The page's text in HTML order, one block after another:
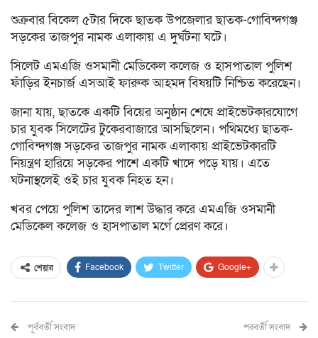
শুক্রবার বিকেল ৫টার দিকে ছাতক উপজেলার ছাতক-গোবিন্দগঞ্জ
সড়কের তাজপুর নামক এলাকায় এ দুর্ঘটনা ঘটে।
সিলেট এমএজি ওসমানী মেডিকেল কলেজ ও হাসপাতাল পুলিশ
ফাঁড়ির ইনচার্জ এসআই ফারুক আহমদ বিষয়টি নিশ্চিত করেছেন।
জানা যায়, ছাতকে একটি বিয়ের অনুষ্ঠান শেষে প্রাইভেটকারযোগে
চার যুবক সিলেটের টুকেরবাজারে আসছিলেন। পথিমধ্যে ছাতক-
গোবিন্দগঞ্জ সড়কের তাজপুর নামক এলাকায় প্রাইভেটকারটি
নিয়ন্ত্রণ হারিয়ে সড়কের পাশে একটি খাদে পড়ে যায়। এতে
ঘটনাস্থলেই ওই চার যুবক নিহত হন।
খবর পেয়ে পুলিশ তাদের লাশ উদ্ধার করে এমএজি ওসমানী
মেডিকেল কলেজ ও হাসপাতাল মর্গে প্রেরণ করে।
শেয়ার Facebook Twitter Google+
পূর্ববর্তী সংবাদ পরবর্তী সংবাদ